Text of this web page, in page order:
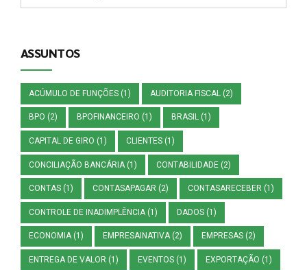
ASSUNTOS
ACÚMULO DE FUNÇÕES (1) AUDITORIA FISCAL (2)
BPO (2) BPOFINANCEIRO (1) BRASIL (1)
CAPITAL DE GIRO (1) CLIENTES (1)
CONCILIAÇÃO BANCÁRIA (1) CONTABILIDADE (2)
CONTAS (1) CONTASAPAGAR (2) CONTASARECEBER (1)
CONTROLE DE INADIMPLÊNCIA(1) DADOS (1)
ECONOMIA(1) EMPRESAINATIVA(2) EMPRESAS (2)
ENTREGA DE VALOR (1) EVENTOS (1) EXPORTAÇÃO (1)